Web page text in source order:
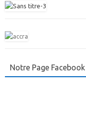
Notre Page Facebook